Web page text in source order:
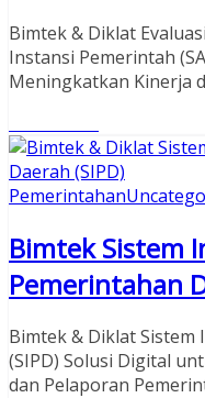
Bimtek & Diklat
Instansi Pemerintah
Meningkatkan Kinerja
Pemerintahan
Bimtek Sistem
Pemerintahan
Bimtek & Diklat
(SIPD) Solusi Digital
dan Pelaporan